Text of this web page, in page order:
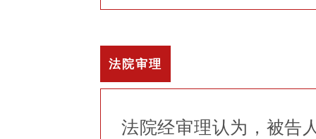
法院审理
法院经审理认为，被告